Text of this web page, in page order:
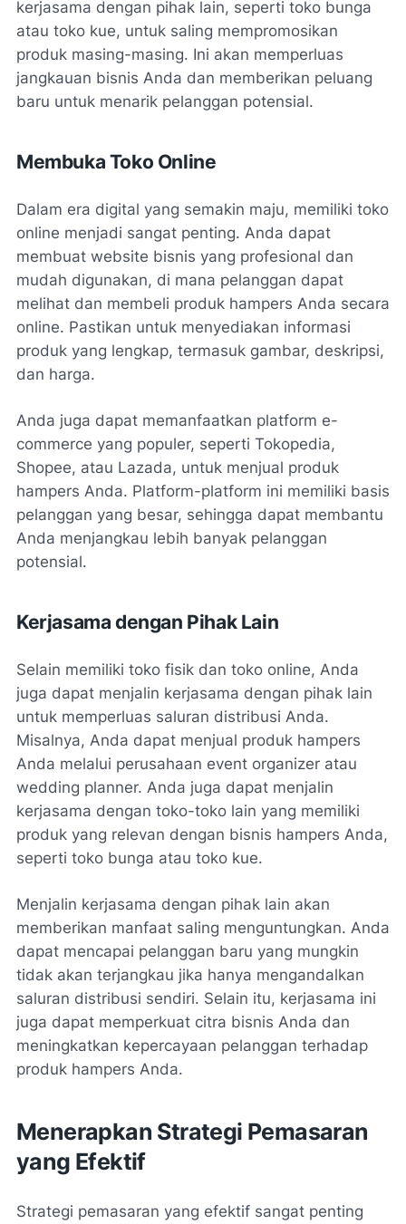
kerjasama dengan pihak lain, seperti toko bunga
atau toko kue, untuk saling mempromosikan
produk masing-masing. Ini akan memperluas
jangkauan bisnis Anda dan memberikan peluang
baru untuk menarik pelanggan potensial.
Membuka Toko Online
Dalam era digital yang semakin maju, memiliki toko
online menjadi sangat penting. Anda dapat
membuat website bisnis yang profesional dan
mudah digunakan, di mana pelanggan dapat
melihat dan membeli produk hampers Anda secara
online. Pastikan untuk menyediakan informasi
produk yang lengkap, termasuk gambar, deskripsi,
dan harga.
Anda juga dapat memanfaatkan platform e-
commerce yang populer, seperti Tokopedia,
Shopee, atau Lazada, untuk menjual produk
hampers Anda. Platform-platform ini memiliki basis
pelanggan yang besar, sehingga dapat membantu
Anda menjangkau lebih banyak pelanggan
potensial.
Kerjasama dengan Pihak Lain
Selain memiliki toko fisik dan toko online, Anda
juga dapat menjalin kerjasama dengan pihak lain
untuk memperluas saluran distribusi Anda.
Misalnya, Anda dapat menjual produk hampers
Anda melalui perusahaan event organizer atau
wedding planner. Anda juga dapat menjalin
kerjasama dengan toko-toko lain yang memiliki
produk yang relevan dengan bisnis hampers Anda,
seperti toko bunga atau toko kue.
Menjalin kerjasama dengan pihak lain akan
memberikan manfaat saling menguntungkan. Anda
dapat mencapai pelanggan baru yang mungkin
tidak akan terjangkau jika hanya mengandalkan
saluran distribusi sendiri. Selain itu, kerjasama ini
juga dapat memperkuat citra bisnis Anda dan
meningkatkan kepercayaan pelanggan terhadap
produk hampers Anda.
Menerapkan Strategi Pemasaran
yang Efektif
Strategi pemasaran yang efektif sangat penting